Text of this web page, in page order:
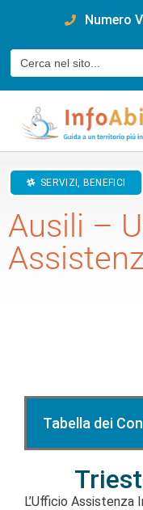
Numero
Cerca:
SERVIZI, BENEFICI
Ausili –
Tabella dei
L’Ufficio Assistenza